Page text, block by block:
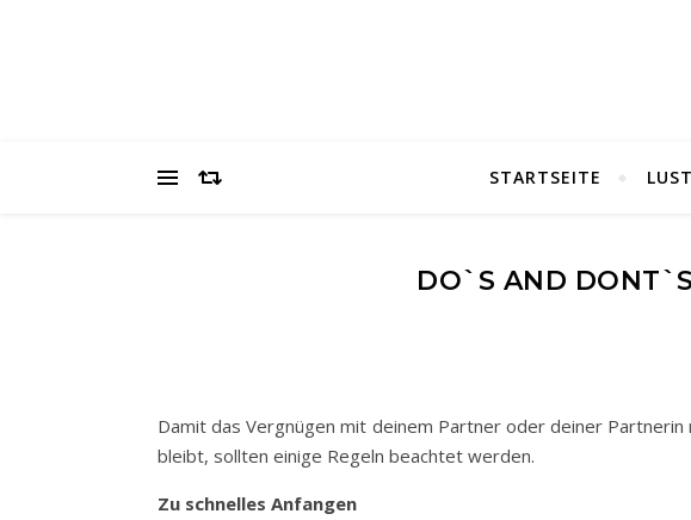
STARTSEITE
DO`S AND
Damit das Vergnügen mit deinem Partner oder deiner Partnerin
bleibt, sollten einige Regeln beachtet werden.
Zu schnelles Anfangen